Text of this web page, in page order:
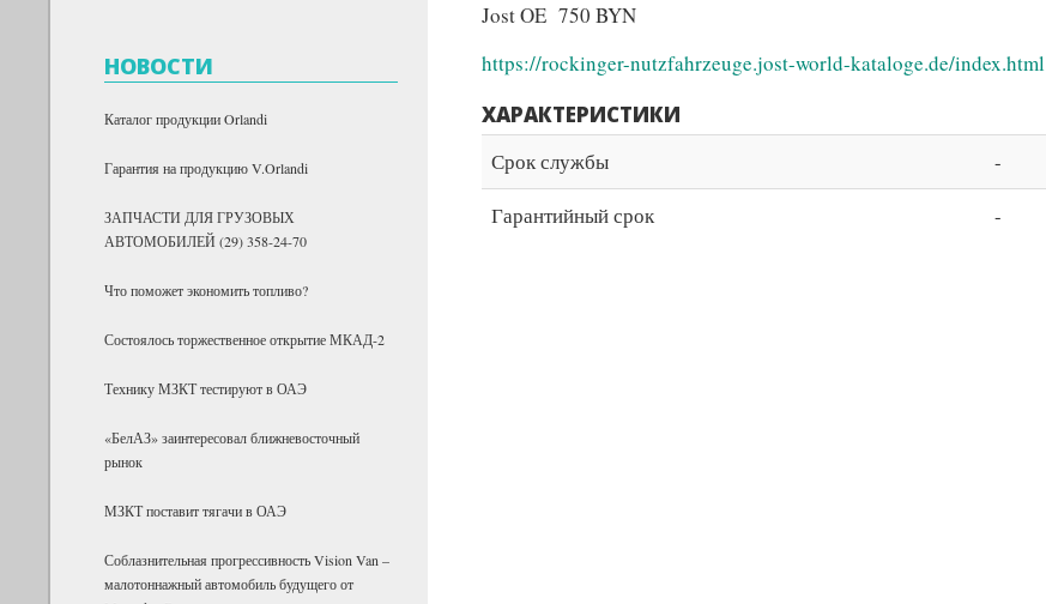
НОВОСТИ
Каталог продукции Orlandi
Гарантия на продукцию V.Orlandi
ЗАПЧАСТИ ДЛЯ ГРУЗОВЫХ
АВТОМОБИЛЕЙ (29) 358-24-70
Что поможет экономить топливо?
Состоялось торжественное открытие МКАД-2
Технику МЗКТ тестируют в ОАЭ
«БелАЗ» заинтересовал ближневосточный
рынок
МЗКТ поставит тягачи в ОАЭ
Соблазнительная прогрессивность Vision Van –
малотоннажный автомобиль будущего от
Jost OE 750 BYN
https://rockinger-nutzfahrzeuge.jost-world-kataloge.de/index.html
ХАРАКТЕРИСТИКИ
Срок службы
-
Гарантийный срок
-